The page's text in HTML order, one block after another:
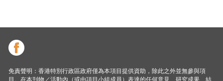
免責聲明：香港特別行政區政府僅為本項目提供資助，除此之外並無參與項
目。在本刊物／活動內（或由項目小組成員）表達的任何意見、研究成果、結